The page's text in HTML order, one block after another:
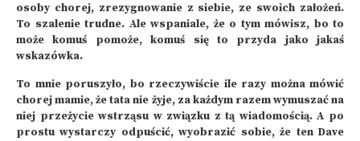
osoby chorej, zrezygnowanie z siebie, ze swoich założeń.
To szalenie trudne. Ale wspaniale, że o tym mówisz, bo to
może komuś pomoże, komuś się to przyda jako jakaś
wskazówka.
To mnie poruszyło, bo rzeczywiście ile razy można mówić
chorej mamie, że tata nie żyje, za każdym razem wymuszać na
niej przeżycie wstrząsu w związku z tą wiadomością. A po
prostu wystarczy odpuścić, wyobrazić sobie, że ten Dave